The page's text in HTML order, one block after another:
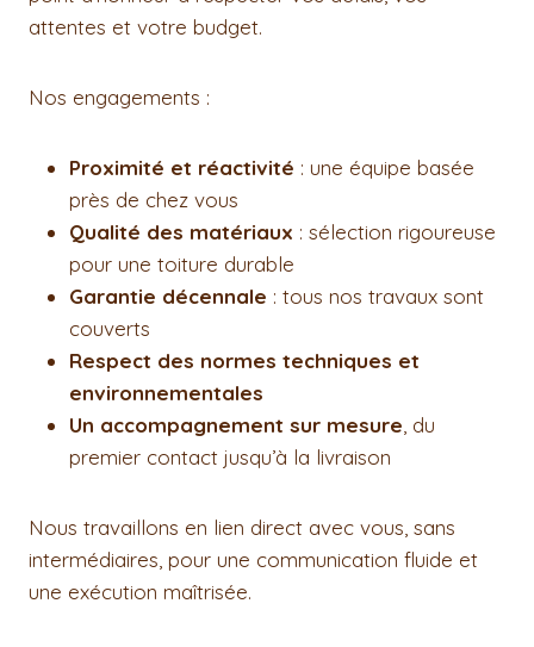
attentes et votre budget.
Nos engagements :
Proximité et réactivité : une équipe basée
près de chez vous
Qualité des matériaux : sélection rigoureuse
pour une toiture durable
Garantie décennale : tous nos travaux sont
couverts
Respect des normes techniques et
environnementales
Un accompagnement sur mesure, du
premier contact jusqu’à la livraison
Nous travaillons en lien direct avec vous, sans
intermédiaires, pour une communication fluide et
une exécution maîtrisée.